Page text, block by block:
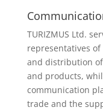
TURIZMUS Ltd.
representatives
and distribution
and products,
communication
trade and the